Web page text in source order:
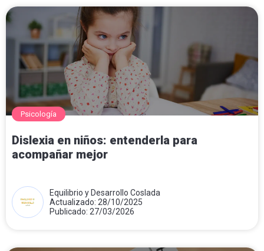
Psicología
Dislexia en niños: entenderla para
acompañar mejor
Equilibrio y Desarrollo Coslada
Actualizado: 28/10/2025
Publicado: 27/03/2026